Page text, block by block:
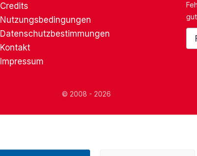
Credits
Nutzungsbedingungen
Datenschutzbestimmungen
Kontakt
Impressum
© 2008 - 2026